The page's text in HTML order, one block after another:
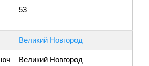
53
Великий Новгород
Великий Новгород